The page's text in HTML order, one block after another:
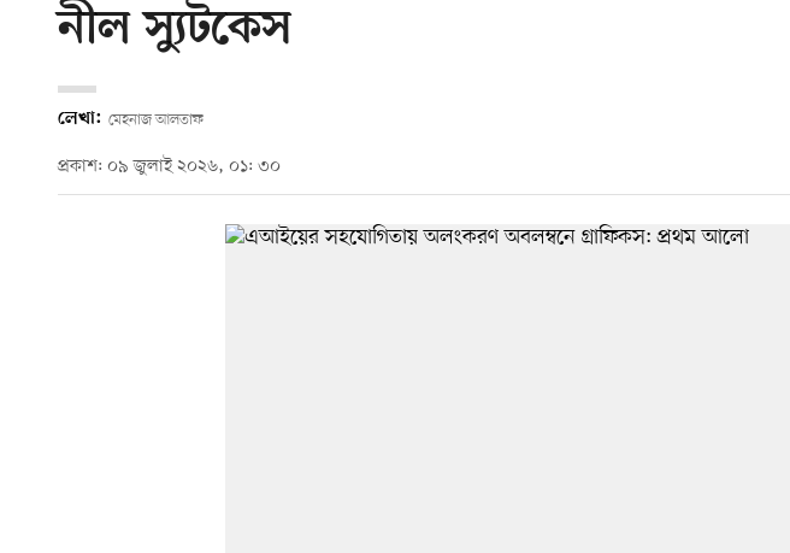
নীল স্যুটকেস
লেখা: মেহনাজ আলতাফ
প্রকাশ: ০৯ জুলাই ২০২৬, ০১: ৩০